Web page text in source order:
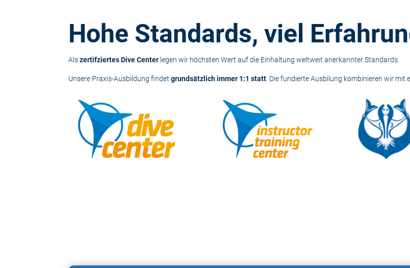
Hohe Standards, viel
Alszertifziertes Dive Center legen wir höchsten Wert auf die Einhaltung weltweit anerkannter Standards.
Unsere Praxis-Ausbildung findetgrundsätzlich immer 1:1 statt . Die fundierte Ausbilung kombinieren wir mit